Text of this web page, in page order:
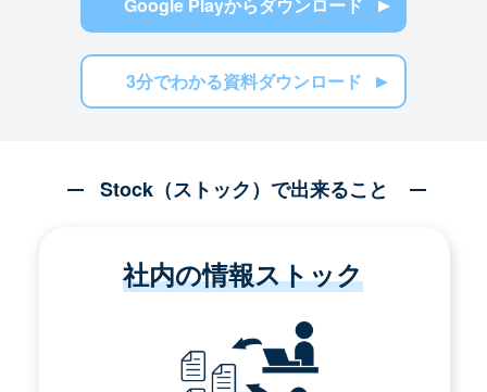
3分でわかる資料ダウンロード
Stock（ストック）で出来ること
社内の情報ストック